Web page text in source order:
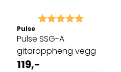
Karakter: 5.0 av 5
Pulse
Pulse SSG-A
gitaroppheng vegg
119,-